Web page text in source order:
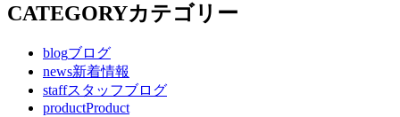
CATEGORYカテゴリー
blogブログ
news新着情報
staffスタッフブログ
productProduct